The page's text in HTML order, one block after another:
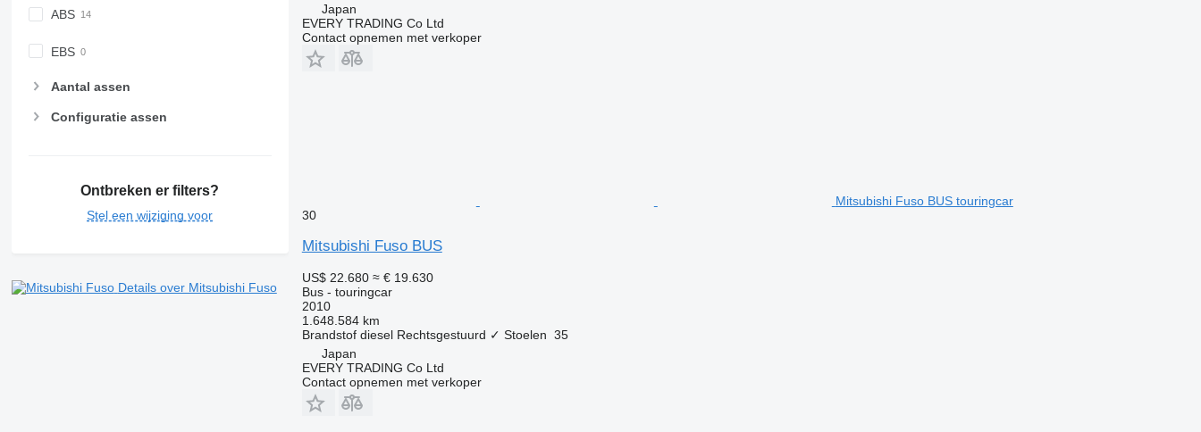
ABS
EBS
Aantal assen
Configuratie assen
Ontbreken er filters?
Stel een wijziging voor
Details over Mitsubishi Fuso
Japan
EVERY TRADING Co Ltd
Contact opnemen met verkoper
Mitsubishi Fuso BUS touringcar
30
Mitsubishi Fuso BUS
US$ 22.680 ≈ € 19.630
Bus - touringcar
2010
1.648.584 km
Brandstof diesel Rechtsgestuurd ✓ Stoelen 35
Japan
EVERY TRADING Co Ltd
Contact opnemen met verkoper